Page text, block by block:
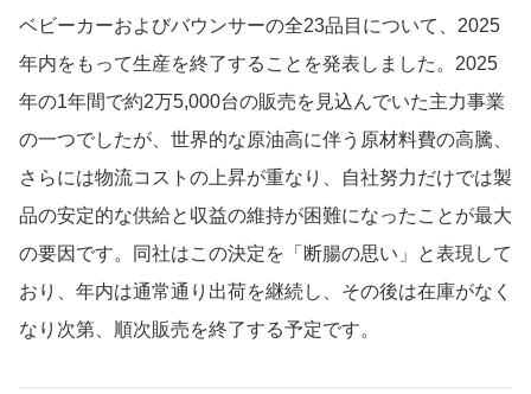
ベビーカーおよびバウンサーの全23品目について、2025
年内をもって生産を終了することを発表しました。2025
年の1年間で約2万5,000台の販売を見込んでいた主力事業
の一つでしたが、世界的な原油高に伴う原材料費の高騰、
さらには物流コストの上昇が重なり、自社努力だけでは製
品の安定的な供給と収益の維持が困難になったことが最大
の要因です。同社はこの決定を「断腸の思い」と表現して
おり、年内は通常通り出荷を継続し、その後は在庫がなく
なり次第、順次販売を終了する予定です。